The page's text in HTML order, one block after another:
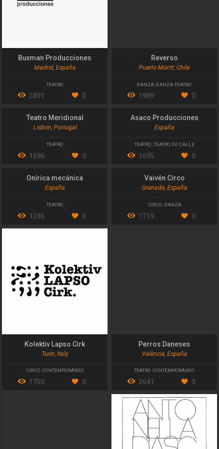
Buxman Producciones
Madrid, España
TEATRO
2891 0
Reverso
Puerto Montt, Chile
DANZA DANZA-TEATRO
1989 0
Teatro Meridional
Lisbon, Portugal
TEATRO
1696 0
Asaco Producciones
España
TEATRO,TEATRO DE CALLE
1695 0
Onírica mecánica
España
TEATRO
1386 0
Vaivén Circo
Granada, España
CIRCO DANZA
1719 0
Kolektiv Lapso Cirk
Turin, Italy
CIRCO CONTEMPORÁNEO
1750 0
Perros Daneses
València, España
TEATRO CONTEMPORÁNEO
3641 3